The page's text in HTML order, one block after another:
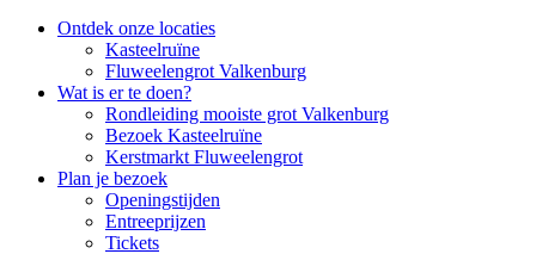
Ontdek onze locaties
Kasteelruïne
Fluweelengrot Valkenburg
Wat is er te doen?
Rondleiding mooiste grot Valkenburg
Bezoek Kasteelruïne
Kerstmarkt Fluweelengrot
Plan je bezoek
Openingstijden
Entreeprijzen
Tickets